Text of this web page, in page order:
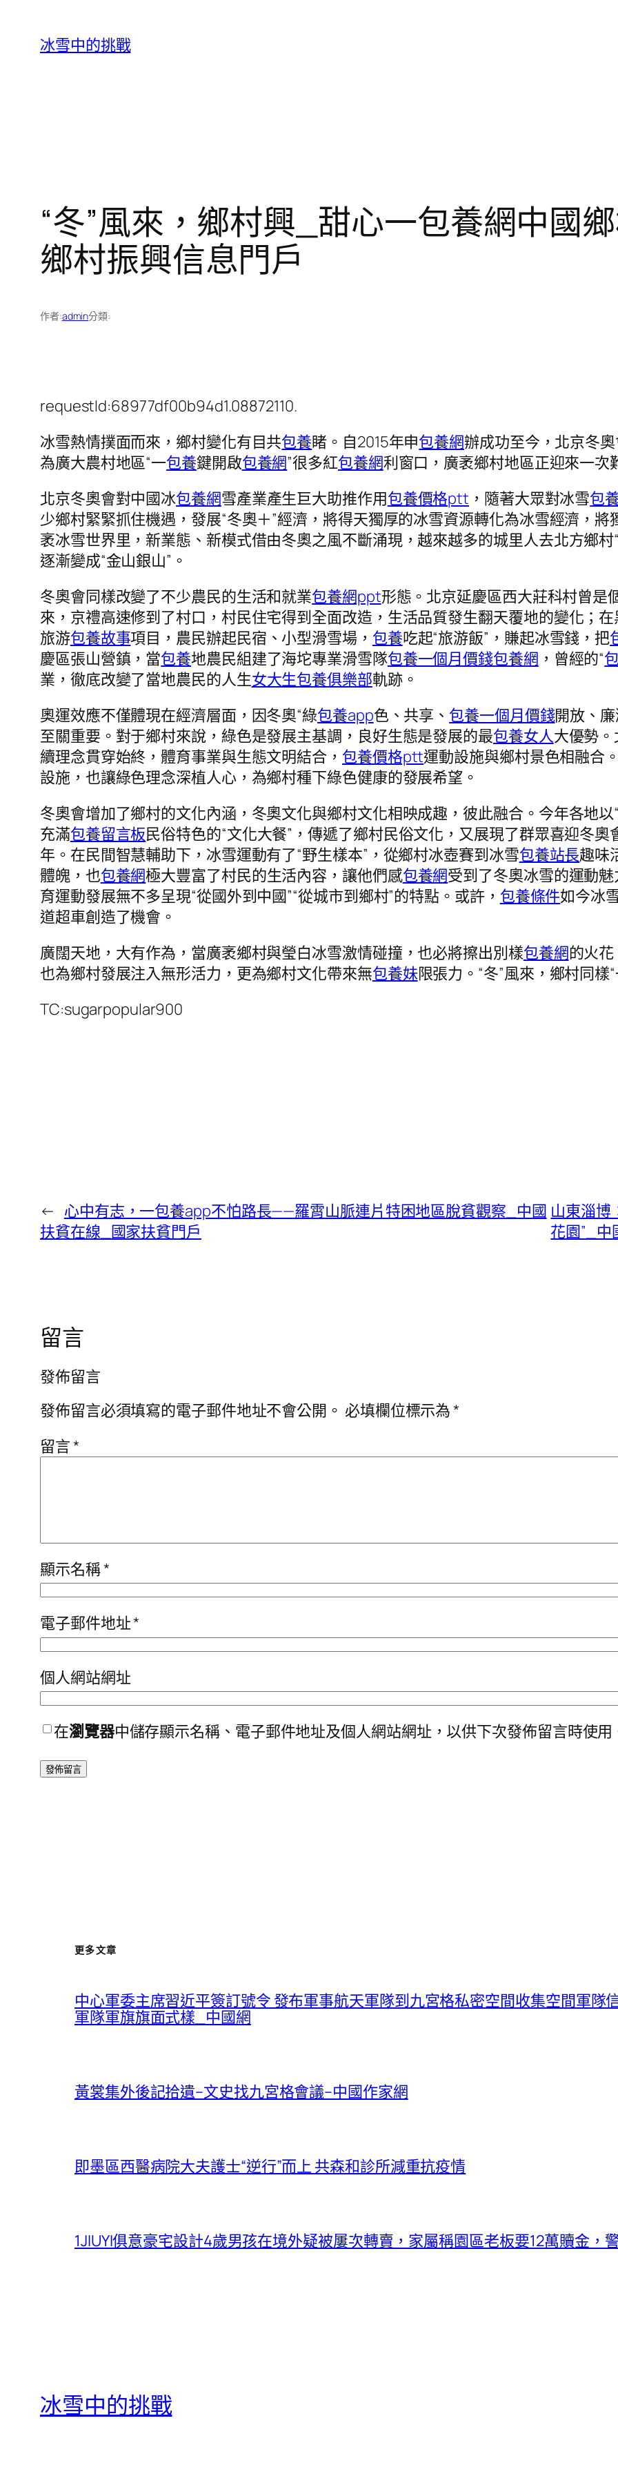
冰雪中的挑戰
“冬”風來，鄉村興_甜心一包養網中國
鄉村振興信息門戶
作者:admin分類:
requestId:68977df00b94d1.08872110.
冰雪熱情撲面而來，鄉村變化有目共包養睹。自2015年申包養網辦成功至今，北京冬
為廣大農村地區“一包養鍵開啟包養網”很多紅包養網利窗口，廣袤鄉村地區正迎來一次
北京冬奧會對中國冰包養網雪產業產生巨大助推作用包養價格ptt ，隨著大眾對冰雪包
少鄉村緊緊抓住機遇，發展“冬奧＋”經濟，將得天獨厚的冰雪資源轉化為冰雪經濟，
袤冰雪世界里，新業態、新模式借由冬奧之風不斷涌現，越來越多的城里人去北方鄉村
逐漸變成“金山銀山”。
冬奧會同樣改變了不少農民的生活和就業包養網ppt形態。北京延慶區西大莊科村曾是
來，京禮高速修到了村口，村民住宅得到全面改造，生活品質發生翻天覆地的變化；
旅游包養故事項目，農民辦起民宿、小型滑雪場， 包養吃起“旅游飯”，賺起冰雪錢，把
慶區張山營鎮，當包養地農民組建了海坨專業滑雪隊包養一個月價錢包養網 ，曾經的“
業，徹底改變了當地農民的人生女大生包養俱樂部軌跡。
奧運效應不僅體現在經濟層面，因冬奧“綠包養app色、共享、 包養一個月價錢開放、
至關重要。對于鄉村來說，綠色是發展主基調，良好生態是發展的最包養女人大優勢
續理念貫穿始終，體育事業與生態文明結合， 包養價格ptt運動設施與鄉村景色相融合
設施，也讓綠色理念深植人心，為鄉村種下綠色健康的發展希望。
冬奧會增加了鄉村的文化內涵，冬奧文化與鄉村文化相映成趣，彼此融合。今年各地
充滿包養留言板民俗特色的“文化大餐”，傳遞了鄉村民俗文化，又展現了群眾喜迎冬
年。在民間智慧輔助下，冰雪運動有了“野生樣本”，從鄉村冰壺賽到冰雪包養站長趣味
體魄，也包養網極大豐富了村民的生活內容，讓他們感包養網受到了冬奧冰雪的運動
育運動發展無不多呈現“從國外到中國”“從城市到鄉村”的特點。或許， 包養條件如今冰
道超車創造了機會。
廣闊天地，大有作為，當廣袤鄉村與瑩白冰雪激情碰撞，也必將擦出別樣包養網的火
也為鄉村發展注入無形活力，更為鄉村文化帶來無包養妹限張力。“冬”風來，鄉村同樣
TC:sugarpopular900
← 心中有志，一包養app不怕路長——羅霄山脈連片特困地區脫貧觀察_中國
扶貧在線_國家扶貧門戶
山東淄博
花園”_中
留言
發佈留言
發佈留言必須填寫的電子郵件地址不會公開。 必填欄位標示為*
留言*
顯示名稱*
電子郵件地址*
個人網站網址
在瀏覽器中儲存顯示名稱、電子郵件地址及個人網站網址，以供下次發佈留言時使用
更多文章
中心軍委主席習近平簽訂號令 發布軍事航天軍隊到九宮格私密空間收集空間軍隊
軍隊軍旗旗面式樣_中國網
黃裳集外後記拾遺–文史找九宮格會議–中國作家網
即墨區西醫病院大夫護士“逆行”而上 共森和診所減重抗疫情
1JIUYI俱意豪宅設計4歲男孩在境外疑被屢次轉賣，家屬稱園區老板要12萬贖金，
冰雪中的挑戰